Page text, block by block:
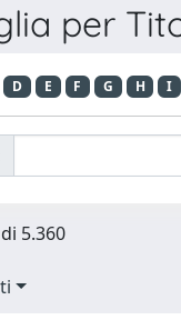
per
D E F G H I
5.360